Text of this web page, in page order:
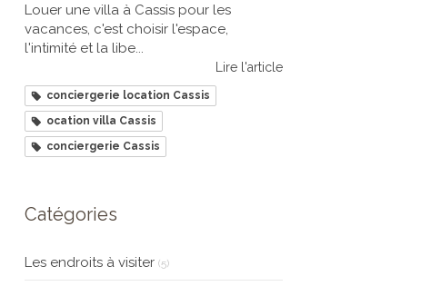
Louer une villa à Cassis pour les
vacances, c'est choisir l'espace,
l'intimité et la libe...
Lire l'article
conciergerie location Cassis
ocation villa Cassis
conciergerie Cassis
Catégories
Les endroits à visiter (5)